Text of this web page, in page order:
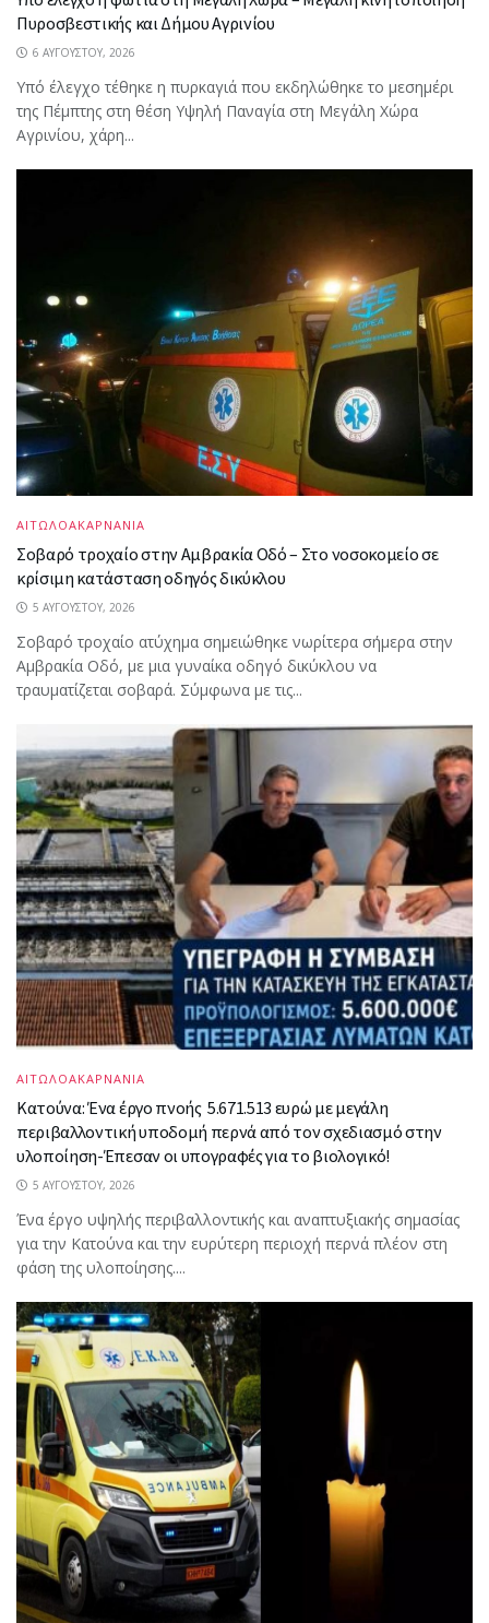
Πυροσβεστικής και Δήμου Αγρινίου
6 ΑΥΓΟΎΣΤΟΥ, 2026
Υπό έλεγχο τέθηκε η πυρκαγιά που εκδηλώθηκε το μεσημέρι
της Πέμπτης στη θέση Υψηλή Παναγία στη Μεγάλη Χώρα
Αγρινίου, χάρη...
ΑΙΤΩΛΟΑΚΑΡΝΑΝΙΑ
Σοβαρό τροχαίο στην Αμβρακία Οδό – Στο νοσοκομείο σε
κρίσιμη κατάσταση οδηγός δικύκλου
5 ΑΥΓΟΎΣΤΟΥ, 2026
Σοβαρό τροχαίο ατύχημα σημειώθηκε νωρίτερα σήμερα στην
Αμβρακία Οδό, με μια γυναίκα οδηγό δικύκλου να
τραυματίζεται σοβαρά. Σύμφωνα με τις...
ΑΙΤΩΛΟΑΚΑΡΝΑΝΙΑ
Κατούνα: Ένα έργο πνοής 5.671.513 ευρώ με μεγάλη
περιβαλλοντική υποδομή περνά από τον σχεδιασμό στην
υλοποίηση-Έπεσαν οι υπογραφές για το βιολογικό!
5 ΑΥΓΟΎΣΤΟΥ, 2026
Ένα έργο υψηλής περιβαλλοντικής και αναπτυξιακής σημασίας
για την Κατούνα και την ευρύτερη περιοχή περνά πλέον στη
φάση της υλοποίησης....